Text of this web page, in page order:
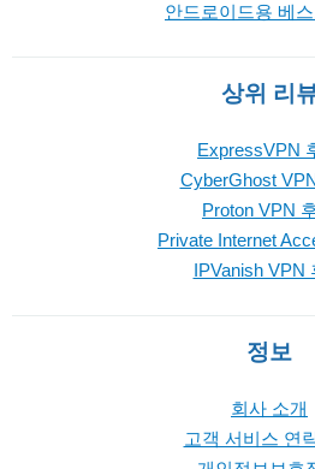
안드로이드용 베
상위 리
ExpressVPN
CyberGhost
Proton VPN
Private Internet
IPVanish VPN
정보
회사 소개
고객 서비스 연